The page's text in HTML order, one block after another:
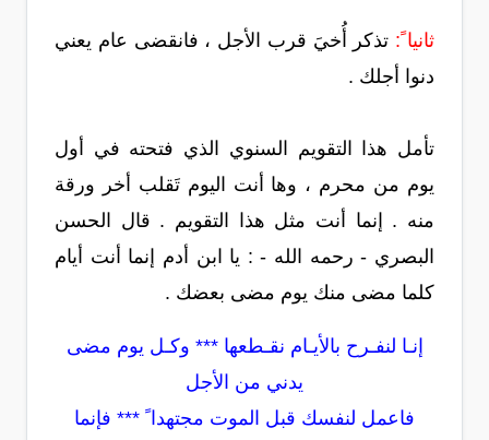
ثانيا ً: تذكر أُخيَ قرب الأجل ، فانقضى عام يعني
دنوا أجلك .
تأمل هذا التقويم السنوي الذي فتحته في أول
يوم من محرم ، وها أنت اليوم تَقلب أخر ورقة
منه . إنما أنت مثل هذا التقويم . قال الحسن
البصري - رحمه الله - : يا ابن أدم إنما أنت أيام
كلما مضى منك يوم مضى بعضك .
إنـا لنفـرح بالأيـام نقـطعها *** وكـل يوم مضى
يدني من الأجل
فاعمل لنفسك قبل الموت مجتهدا ً *** فإنما